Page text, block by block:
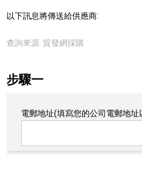
以下訊息將傳送給供應商:
查詢來源: 貿發網採購
步驟一
電郵地址(填寫您的公司電郵地